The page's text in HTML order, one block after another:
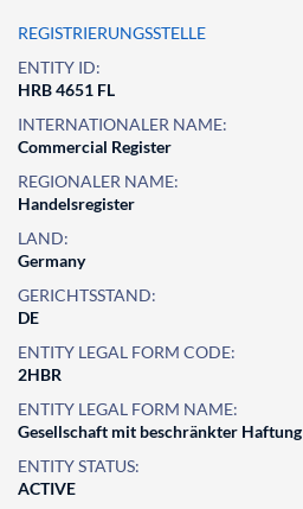
REGISTRIERUNGSSTELLE
ENTITY ID:
HRB 4651 FL
INTERNATIONALER NAME:
Commercial Register
REGIONALER NAME:
Handelsregister
LAND:
Germany
GERICHTSSTAND:
DE
ENTITY LEGAL FORM CODE:
2HBR
ENTITY LEGAL FORM NAME:
Gesellschaft mit beschränkter Haftung
ENTITY STATUS:
ACTIVE